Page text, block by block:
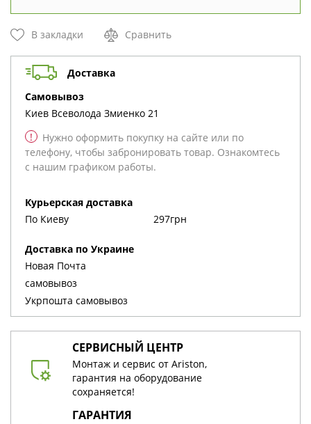
В закладки Сравнить
Доставка
cамовывоз
Киев Всеволода Змиенко 21
!
Нужно оформить покупку на сайте или по
телефону, чтобы забронировать товар. Ознакомтесь
с нашим графиком работы.
Курьерская доставка
По Киеву
297грн
Доставка по Украине
Новая Почта
cамовывоз
Укрпошта cамовывоз
СЕРВИСНЫЙ ЦЕНТР
Монтаж и сервис от Ariston,
гарантия на оборудование
сохраняется!
ГАРАНТИЯ